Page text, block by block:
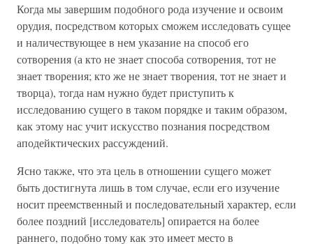
Когда мы завершим подобного рода изучение и освоим
орудия, посредством которых сможем исследовать сущее
и наличествующее в нем указание на способ его
сотворения (а кто не знает способа сотворения, тот не
знает творения; кто же не знает творения, тот не знает и
творца), тогда нам нужно будет приступить к
исследованию сущего в таком порядке и таким образом,
как этому нас учит искусство познания посредством
аподейктических рассуждений.
Ясно также, что эта цель в отношении сущего может
быть достигнута лишь в том случае, если его изучение
носит преемственный и последовательный характер, если
более поздний [исследователь] опирается на более
раннего, подобно тому как это имеет место в